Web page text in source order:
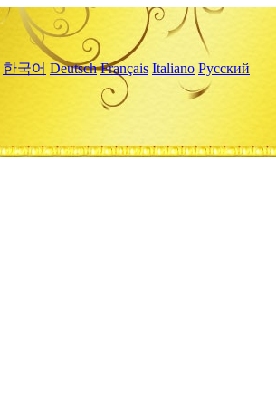
한국어 Deutsch Français Italiano Русский